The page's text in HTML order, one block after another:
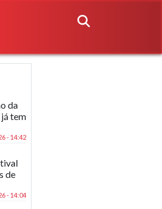
da
tem
- 14:42
de
- 14:04